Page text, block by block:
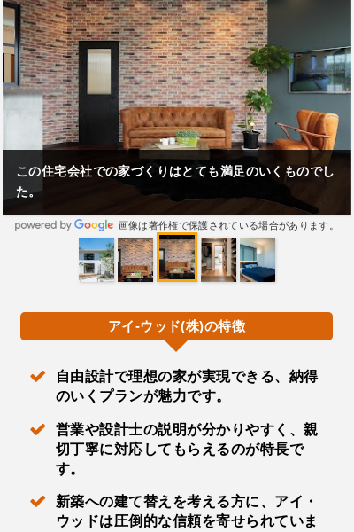
この住宅会社での家づくりはとても満足のいくものでし
た。
画像は著作権で保護されている場合があります。
アイ-ウッド(株)の特徴
自由設計で理想の家が実現できる、納得
のいくプランが魅力です。
営業や設計士の説明が分かりやすく、親
切丁寧に対応してもらえるのが特長で
す。
新築への建て替えを考える方に、アイ・
ウッドは圧倒的な信頼を寄せられていま